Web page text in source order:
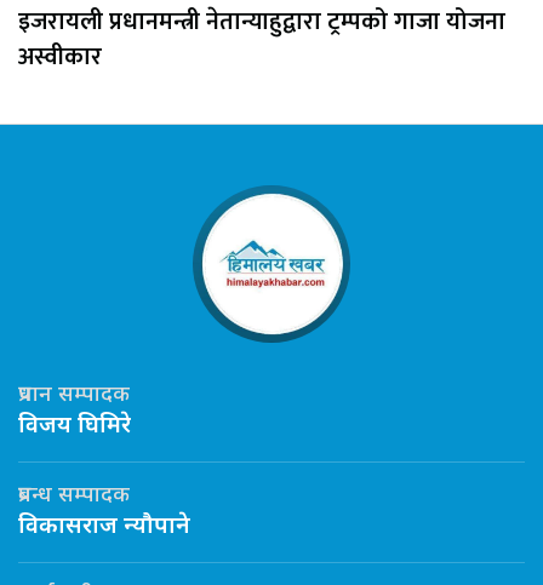
इजरायली प्रधानमन्त्री नेतान्याहुद्वारा ट्रम्पको गाजा योजना
अस्वीकार
प्रधान सम्पादक
विजय घिमिरे
प्रबन्ध सम्पादक
विकासराज न्यौपाने